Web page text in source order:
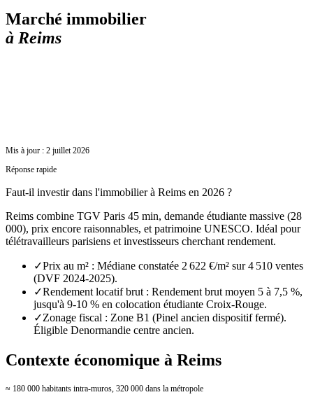
Marché immobilier
à Reims
Mis à jour : 2 juillet 2026
Réponse rapide
Faut-il investir dans l'immobilier à Reims en 2026 ?
Reims combine TGV Paris 45 min, demande étudiante massive (28
000), prix encore raisonnables, et patrimoine UNESCO. Idéal pour
télétravailleurs parisiens et investisseurs cherchant rendement.
✓Prix au m² : Médiane constatée 2 622 €/m² sur 4 510 ventes
(DVF 2024-2025).
✓Rendement locatif brut : Rendement brut moyen 5 à 7,5 %,
jusqu'à 9-10 % en colocation étudiante Croix-Rouge.
✓Zonage fiscal : Zone B1 (Pinel ancien dispositif fermé).
Éligible Denormandie centre ancien.
Contexte économique à Reims
≈ 180 000 habitants intra-muros, 320 000 dans la métropole